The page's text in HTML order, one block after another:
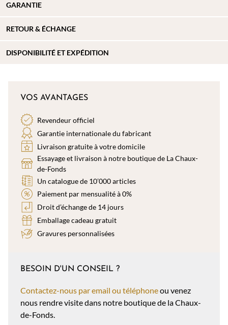
GARANTIE
RETOUR & ÉCHANGE
DISPONIBILITÉ ET EXPÉDITION
VOS AVANTAGES
Revendeur officiel
Garantie internationale du fabricant
Livraison gratuite à votre domicile
Essayage et livraison à notre boutique de La Chaux-
de-Fonds
Un catalogue de 10’000 articles
Paiement par mensualité à 0%
Droit d’échange de 14 jours
Emballage cadeau gratuit
Gravures personnalisées
BESOIN D'UN CONSEIL ?
Contactez-nous par email ou téléphoneou venez
nous rendre visite dans notre boutique de la Chaux-
de-Fonds.